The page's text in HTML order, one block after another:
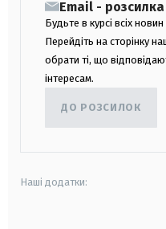
Email - розсилка
Будьте в курсі всіх
Перейдіть на сторінку
обрати ті, що
інтересам.
ДО РОЗСИЛОК
Наші додатки: